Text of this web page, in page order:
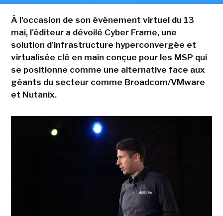
À l'occasion de son événement virtuel du 13
mai, l'éditeur a dévoilé Cyber Frame, une
solution d'infrastructure hyperconvergée et
virtualisée clé en main conçue pour les MSP qui
se positionne comme une alternative face aux
géants du secteur comme Broadcom/VMware
et Nutanix.